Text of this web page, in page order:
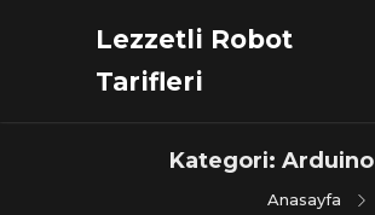
Lezzetli Robot
Tarifleri
Kategori: Arduino
Anasayfa